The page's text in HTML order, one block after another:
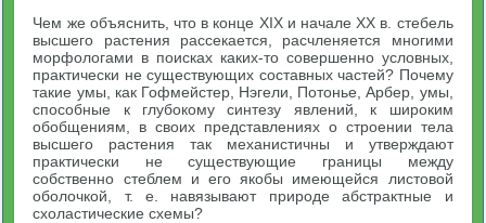
Чем же объяснить, что в конце XIX и начале XX в. стебель
высшего растения рассекается, расчленяется многими
морфологами в поисках каких-то совершенно условных,
практически не существующих составных частей? Почему
такие умы, как Гофмейстер, Нэгели, Потонье, Арбер, умы,
способные к глубокому синтезу явлений, к широким
обобщениям, в своих представлениях о строении тела
высшего растения так механистичны и утверждают
практически не существующие границы между
собственно стеблем и его якобы имеющейся листовой
оболочкой, т. е. навязывают природе абстрактные и
схоластические схемы?